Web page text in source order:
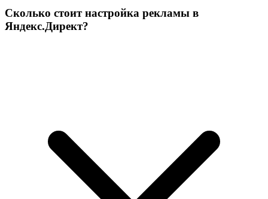
Сколько стоит настройка рекламы в
Яндекс.Директ?